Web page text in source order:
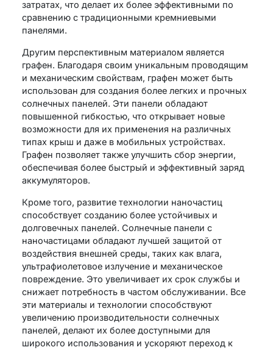
затратах, что делает их более эффективными по
сравнению с традиционными кремниевыми
панелями.
Другим перспективным материалом является
графен. Благодаря своим уникальным проводящим
и механическим свойствам, графен может быть
использован для создания более легких и прочных
солнечных панелей. Эти панели обладают
повышенной гибкостью, что открывает новые
возможности для их применения на различных
типах крыш и даже в мобильных устройствах.
Графен позволяет также улучшить сбор энергии,
обеспечивая более быстрый и эффективный заряд
аккумуляторов.
Кроме того, развитие технологии наночастиц
способствует созданию более устойчивых и
долговечных панелей. Солнечные панели с
наночастицами обладают лучшей защитой от
воздействия внешней среды, таких как влага,
ультрафиолетовое излучение и механическое
повреждение. Это увеличивает их срок службы и
снижает потребность в частом обслуживании. Все
эти материалы и технологии способствуют
увеличению производительности солнечных
панелей, делают их более доступными для
широкого использования и ускоряют переход к